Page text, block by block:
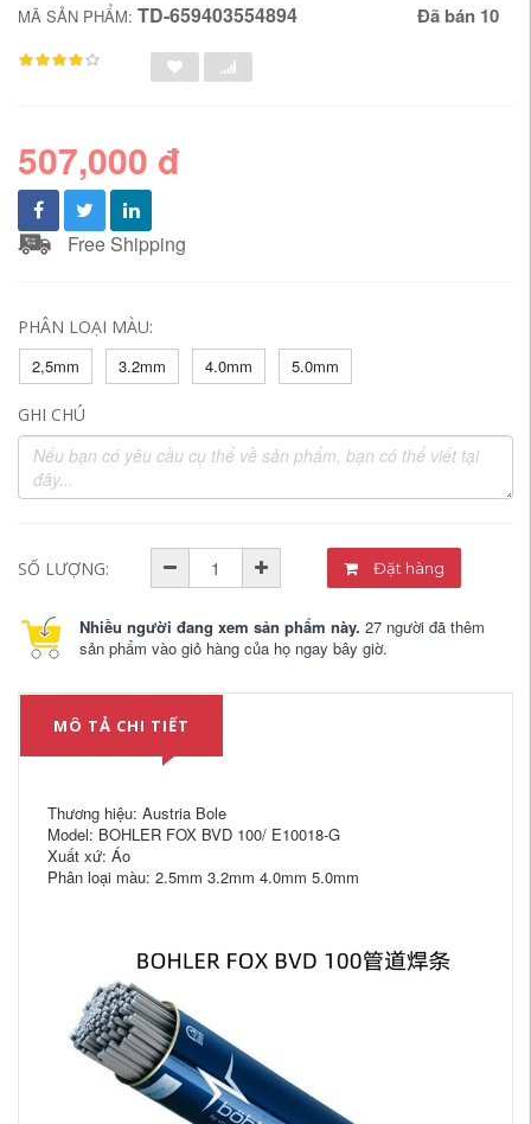
MÃ SẢN PHẨM: TD-659403554894 Đã bán 10
507,000 đ
Free Shipping
PHÂN LOẠI MÀU:
2,5mm
3.2mm 4.0mm 5.0mm
GHI CHÚ
SỐ LƯỢNG: Đặt hàng
Nhiều người đang xem sản phẩm này. 27 người đã thêm
sản phẩm vào giỏ hàng của họ ngay bây giờ.
MÔ TẢ CHI TIẾT
Thương hiệu: Austria Bole
Model: BOHLER FOX BVD 100/ E10018-G
Xuất xứ: Áo
Phân loại màu: 2.5mm 3.2mm 4.0mm 5.0mm